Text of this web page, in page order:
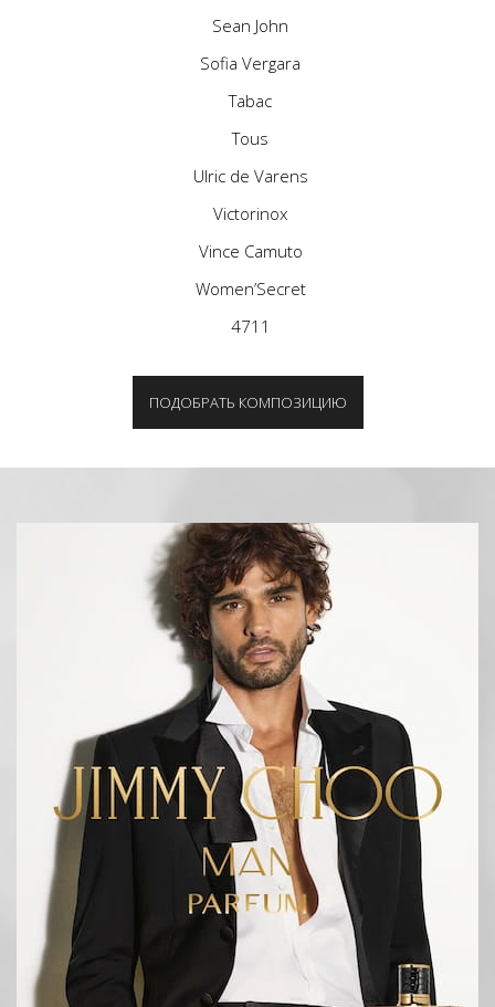
Sean John
Sofia Vergara
Tabac
Tous
Ulric de Varens
Victorinox
Vince Camuto
Women’Secret
4711
ПОДОБРАТЬ КОМПОЗИЦИЮ